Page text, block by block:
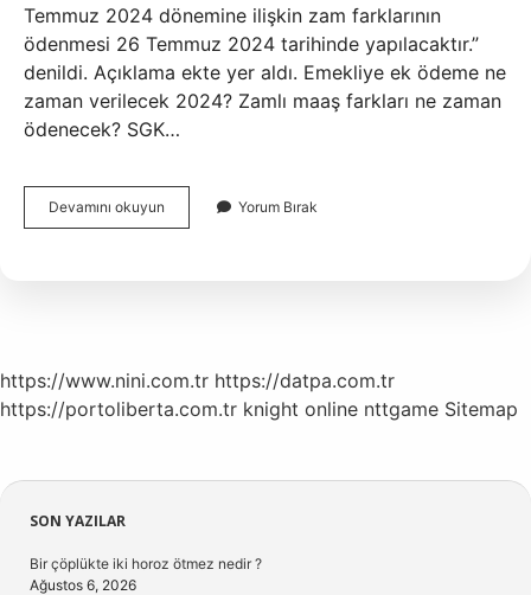
Temmuz 2024 dönemine ilişkin zam farklarının
ödenmesi 26 Temmuz 2024 tarihinde yapılacaktır.”
denildi. Açıklama ekte yer aldı. Emekliye ek ödeme ne
zaman verilecek 2024? Zamlı maaş farkları ne zaman
ödenecek? SGK…
Devamını okuyun Emekliye
Ek
Yorum Bırak
https://www.nini.com.tr https://datpa.com.tr
https://portoliberta.com.tr knight online nttgame Sitemap
Sidebar
SON YAZILAR
Bir çöplükte iki horoz ötmez nedir ?
Ağustos 6, 2026